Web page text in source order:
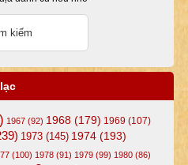
1967(92) 1968(179) 1969 (107)
1973(145) 1974(193)
(100) 1978(91) 1979(99) 1980(86)